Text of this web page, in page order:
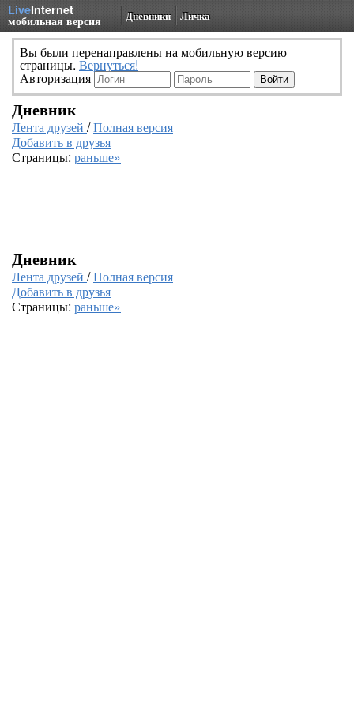
LiveInternet
мобильная версия Дневники Личка
Вы были перенаправлены на мобильную версию
страницы. Вернуться!
Авторизация
Дневник
Лента друзей /Полная версия
Добавить в друзья
Страницы: раньше»
Дневник
Лента друзей /Полная версия
Добавить в друзья
Страницы: раньше»